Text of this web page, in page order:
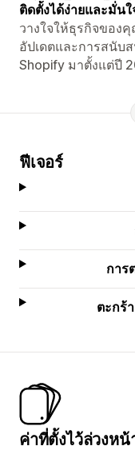
ติดตั้งได้ง่ายและมั่นใ
วางใจให้ธุรกิจของ
อัปเดตและการสนับ
Shopify มาตั้งแต่ปี
ฟีเจอร์
การ
ตะกร้
ค่าที่ตั้งไว้ล่วงหน้